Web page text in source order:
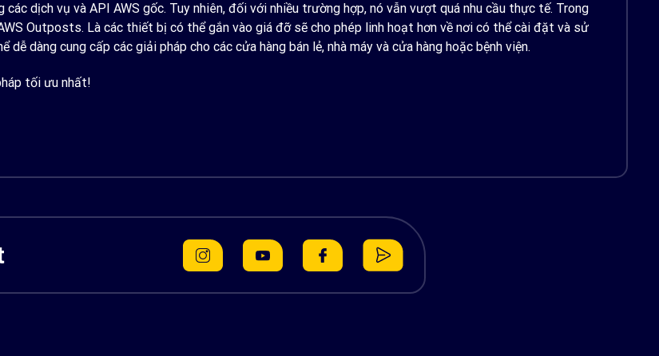
dịch vụ và API AWS gốc. Tuy nhiên, đối với nhiều trường hợp, nó vẫn vượt quá nhu cầu thực tế. Trong
Outposts. Là các thiết bị có thể gắn vào giá đỡ sẽ cho phép linh hoạt hơn về nơi có thể cài đặt và sử
dàng cung cấp các giải pháp cho các cửa hàng bán lẻ, nhà máy và cửa hàng hoặc bệnh viện.
tối ưu nhất!